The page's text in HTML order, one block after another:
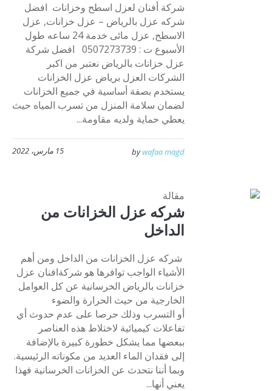
شركة أفنان لعزل اسطح وخزانات افضل
شركه عزل بالرياض – عزل خزانات, عزل
الاسطح, عزل مائى خدمة 24 ساعه طول
الأسبوع ت : 0507273739 افضل شركة
عزل خزانات بالرياض نعتبر من اكبر
الشركات العزل برياض عزل الخزانات
يستخدم بصفة أساسية في جميع الخزانات
لضمان سلامة المنزل من تسرب المياه حيث
يعطي حماية ولديه مقاومة...
15 مارس، 2022 bywafaa magd
مقالة
شركه عزل الخزانات من
الداخل
شركه عزل الخزانات من الداخل ومن أهم
الأشياء الواجب توافرها هو شركةافنان عزل
خزانات بالرياض الخرسانية عن كل العوامل
الخارجية من حيث الحرارة والضوء
أو التسرب وذلك حرصا على عدم حدوث أي
تفاعلات كيميائية لاختلاط هذه العناصر
ببعضها مما يشكل خطورة كبيرة بالإضافة
إلى فقدان الماء العديد من مكوناته الرئيسية.
وبما أننا نتحدث عن الخزانات الخرسانية فهذا
يعني أنها...